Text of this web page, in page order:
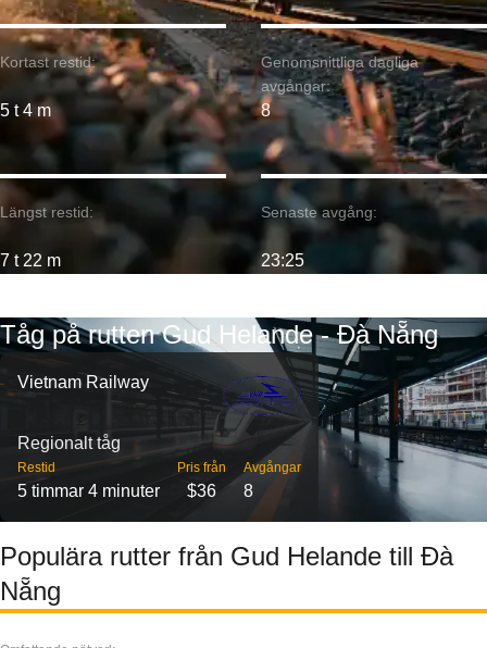
Kortast restid:
5 t 4 m
Längst restid:
7 t 22 m
Genomsnittliga dagliga
avgångar:
8
Senaste avgång:
23:25
Tåg på rutten Gud Helande - Đà Nẵng
Vietnam Railway
Regionalt tåg
Restid
5 timmar 4 minuter
Pris från
$36
Avgångar
8
Populära rutter från Gud Helande till Đà
Nẵng